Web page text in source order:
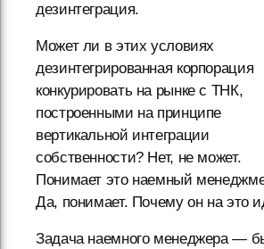
дезинтеграция.
Может ли в этих условиях
дезинтегрированная корпорация
конкурировать на рынке с ТНК,
построенными на принципе
вертикальной интеграции
собственности? Нет, не может.
Понимает это наемный
Да, понимает. Почему он на это
Задача наемного менеджера —